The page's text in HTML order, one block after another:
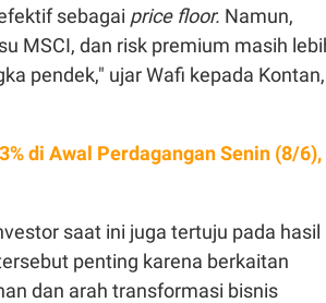
sebagai price floor. Namun,
MSCI, dan risk premium masih
pendek," ujar Wafi kepada Kontan,
di Awal Perdagangan Senin (8/6),
saat ini juga tertuju pada hasil
penting karena berkaitan
dan arah transformasi bisnis